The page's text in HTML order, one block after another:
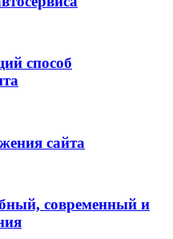
способ
сайта
современный и